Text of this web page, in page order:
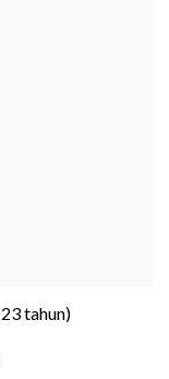
tahun)